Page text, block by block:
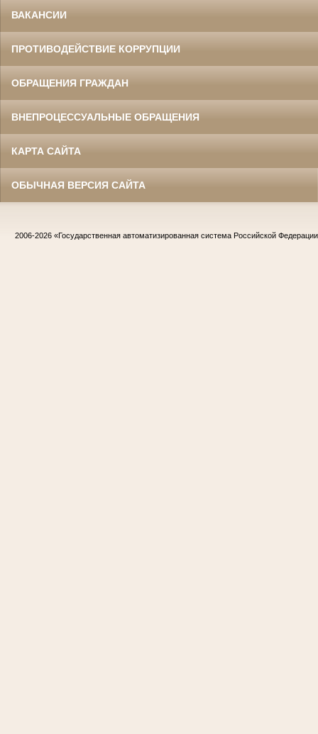
ВАКАНСИИ
ПРОТИВОДЕЙСТВИЕ КОРРУПЦИИ
ОБРАЩЕНИЯ ГРАЖДАН
ВНЕПРОЦЕССУАЛЬНЫЕ ОБРАЩЕНИЯ
КАРТА САЙТА
ОБЫЧНАЯ ВЕРСИЯ САЙТА
2006-2026 «Государственная автоматизированная система Российской